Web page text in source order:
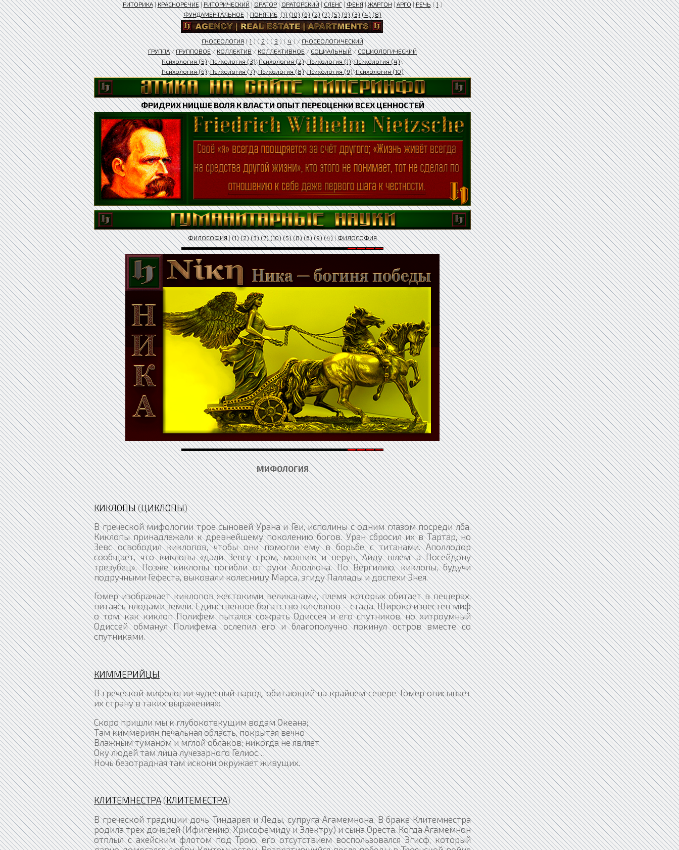
РИТОРИКА|КРАСНОРЕЧИЕ|РИТОРИЧЕСКИЙ|ОРАТОР|ОРАТОРСКИЙ|СЛЕНГ|ФЕНЯ|ЖАРГОН|АРГО|РЕЧЬ(1)
ФУНДАМЕНТАЛЬНОЕ|ПОНЯТИЕ (1) (10) (6) (2) (7) (5) (9) (3) (4) (8)
ГНОСЕОЛОГИЯ(1) (2) (3) (4) /ГНОСЕОЛОГИЧЕСКИЙ
ГРУППА/ГРУППОВОЕ/КОЛЛЕКТИВ/КОЛЛЕКТИВНОЕ/СОЦИАЛЬНЫЙ/СОЦИОЛОГИЧЕСКИЙ
Психология (5)\Психология (3)\Психология (2)\Психология (1)\Психология (4)\
Психология (6)\Психология (7)\Психология (8)\Психология (9)\Психология (10)
ФРИДРИХ НИЦШЕ ВОЛЯ К ВЛАСТИ ОПЫТ ПЕРЕОЦЕНКИ ВСЕХ ЦЕННОСТЕЙ
ФИЛОСОФИЯ|(1) (2) (3) (7) (10) (5) (8) (6) (9) (4)|ФИЛОСОФИЯ
МИФОЛОГИЯ
КИКЛОПЫ(ЦИКЛОПЫ)
В греческой мифологии трое сыновей Урана и Геи, исполины с одним глазом посреди лба.
Киклопы принадлежали к древнейшему поколению богов. Уран сбросил их в Тартар, но
Зевс освободил киклопов, чтобы они помогли ему в борьбе с титанами. Аполлодор
сообщает, что киклопы «дали Зевсу гром, молнию и перун, Аиду шлем, а Посейдону
трезубец». Позже киклопы погибли от руки Аполлона. По Вергилию, киклопы, будучи
подручными Гефеста, выковали колесницу Марса, эгиду Паллады и доспехи Энея.
Гомер изображает киклопов жестокими великанами, племя которых обитает в пещерах,
питаясь плодами земли. Единственное богатство киклопов – стада. Широко известен миф
о том, как киклоп Полифем пытался сожрать Одиссея и его спутников, но хитроумный
Одиссей обманул Полифема, ослепил его и благополучно покинул остров вместе со
спутниками.
КИММЕРИЙЦЫ
В греческой мифологии чудесный народ, обитающий на крайнем севере. Гомер описывает
их страну в таких выражениях:
Скоро пришли мы к глубокотекущим водам Океана;
Там киммериян печальная область, покрытая вечно
Влажным туманом и мглой облаков; никогда не являет
Оку людей там лица лучезарного Гелиос…
Ночь безотрадная там искони окружает живущих.
КЛИТЕМНЕСТРА(КЛИТЕМЕСТРА)
В греческой традиции дочь Тиндарея и Леды, супруга Агамемнона. В браке Клитемнестра
родила трех дочерей (Ифигению, Хрисофемиду и Электру) и сына Ореста. Когда Агамемнон
отплыл с ахейским флотом под Трою, его отсутствием воспользовался Эгисф, который